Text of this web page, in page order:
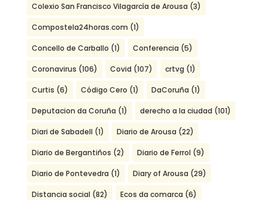
Colexio San Francisco Vilagarcía de Arousa (3)
Compostela24horas.com (1)
Concello de Carballo (1) Conferencia (5)
Coronavirus (106) Covid (107) crtvg (1)
Curtis (6) Código Cero (1) DaCoruña (1)
Deputacion da Coruña (1) derecho a la ciudad (101)
Diari de Sabadell (1) Diario de Arousa (22)
Diario de Bergantiños (2) Diario de Ferrol (9)
Diario de Pontevedra (1) Diary of Arousa (29)
Distancia social (82) Ecos da comarca (6)